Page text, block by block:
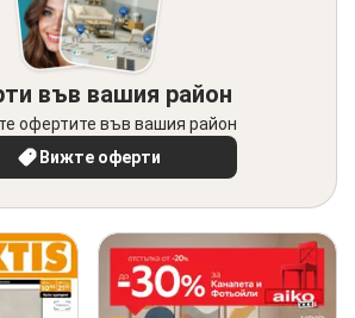
във вашия район
офертите във вашия район
Вижте оферти